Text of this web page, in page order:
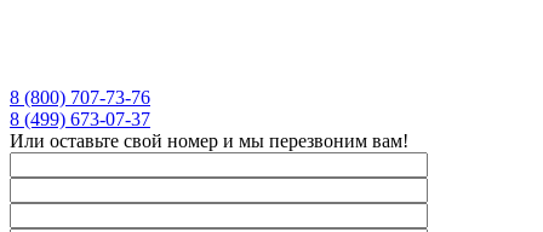
8 (800) 707-73-76
8 (499) 673-07-37
Или оставьте свой номер и мы перезвоним вам!